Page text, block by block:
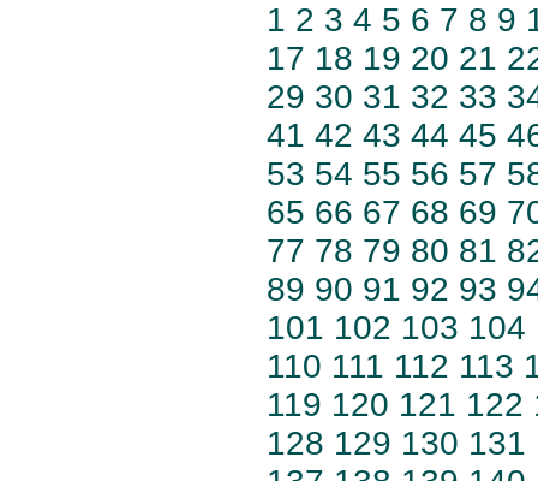
1 2 3 4 5 6 7 8 9
17 18 19 20 21
29 30 31 32 33
41 42 43 44 45
53 54 55 56 57
65 66 67 68 69
77 78 79 80 81
89 90 91 92 93
101 102 103 104
110 111 112 113
119 120 121 122
128 129 130 131